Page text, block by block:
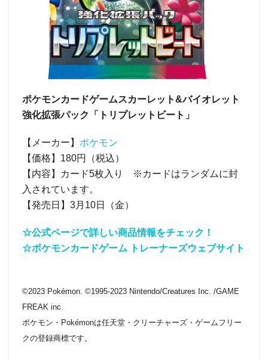
ポケモンカードゲームスカーレット&バイオレット
強化拡張パック「トリプレットビート」
【メーカー】 ポケモン
【価格】180円（税込）
【内容】カード5枚入り ※カードはランダムに封
入されています。
【発売日】3月10日（金）
☆公式ページで詳しい商品情報をチェック！
☆ポケモンカードゲーム トレーナーズウェブサイト
©2023 Pokémon. ©1995-2023 Nintendo/Creatures Inc. /GAME
FREAK inc.
ポケモン・Pokémonは任天堂・クリーチャーズ・ゲームフリー
クの登録商標です。